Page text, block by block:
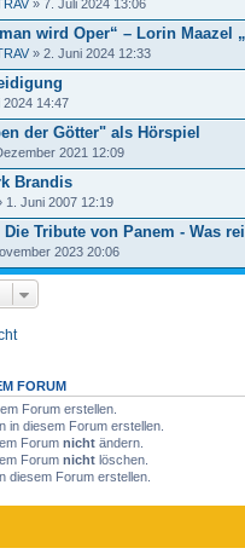
» 7. Juli 2024 13:06
wird Oper“ – Lorin Maazel
» 2. Juni 2024 12:33
2024 14:47
der Götter" als Hörspiel
2021 12:09
Brandis
1. Juni 2007 12:19
Die Tribute von Panem - Was
2023 20:06
FORUM
Forum erstellen.
in diesem Forum erstellen.
Forum nicht ändern.
Forum nicht löschen.
diesem Forum erstellen.